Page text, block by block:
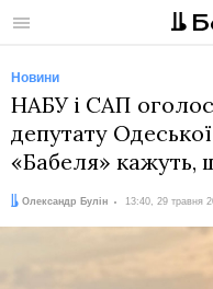
Меню
Новини
НАБУ і САП
депутату
«Бабеля» кажуть,
Автор:
Олександр Булін
Дата: 13:40, 29 травня